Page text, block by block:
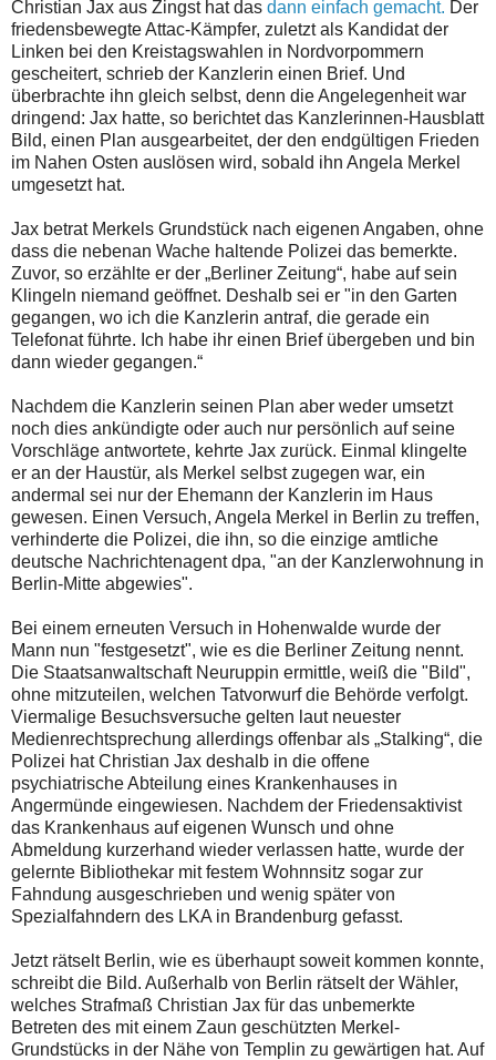
Christian Jax aus Zingst hat das dann einfach gemacht. Der
friedensbewegte Attac-Kämpfer, zuletzt als Kandidat der
Linken bei den Kreistagswahlen in Nordvorpommern
gescheitert, schrieb der Kanzlerin einen Brief. Und
überbrachte ihn gleich selbst, denn die Angelegenheit war
dringend: Jax hatte, so berichtet das Kanzlerinnen-Hausblatt
Bild, einen Plan ausgearbeitet, der den endgültigen Frieden
im Nahen Osten auslösen wird, sobald ihn Angela Merkel
umgesetzt hat.
Jax betrat Merkels Grundstück nach eigenen Angaben, ohne
dass die nebenan Wache haltende Polizei das bemerkte.
Zuvor, so erzählte er der „Berliner Zeitung“, habe auf sein
Klingeln niemand geöffnet. Deshalb sei er "in den Garten
gegangen, wo ich die Kanzlerin antraf, die gerade ein
Telefonat führte. Ich habe ihr einen Brief übergeben und bin
dann wieder gegangen.“
Nachdem die Kanzlerin seinen Plan aber weder umsetzt
noch dies ankündigte oder auch nur persönlich auf seine
Vorschläge antwortete, kehrte Jax zurück. Einmal klingelte
er an der Haustür, als Merkel selbst zugegen war, ein
andermal sei nur der Ehemann der Kanzlerin im Haus
gewesen. Einen Versuch, Angela Merkel in Berlin zu treffen,
verhinderte die Polizei, die ihn, so die einzige amtliche
deutsche Nachrichtenagent dpa, "an der Kanzlerwohnung in
Berlin-Mitte abgewies".
Bei einem erneuten Versuch in Hohenwalde wurde der
Mann nun "festgesetzt", wie es die Berliner Zeitung nennt.
Die Staatsanwaltschaft Neuruppin ermittle, weiß die "Bild",
ohne mitzuteilen, welchen Tatvorwurf die Behörde verfolgt.
Viermalige Besuchsversuche gelten laut neuester
Medienrechtsprechung allerdings offenbar als „Stalking“, die
Polizei hat Christian Jax deshalb in die offene
psychiatrische Abteilung eines Krankenhauses in
Angermünde eingewiesen. Nachdem der Friedensaktivist
das Krankenhaus auf eigenen Wunsch und ohne
Abmeldung kurzerhand wieder verlassen hatte, wurde der
gelernte Bibliothekar mit festem Wohnnsitz sogar zur
Fahndung ausgeschrieben und wenig später von
Spezialfahndern des LKA in Brandenburg gefasst.
Jetzt rätselt Berlin, wie es überhaupt soweit kommen konnte,
schreibt die Bild. Außerhalb von Berlin rätselt der Wähler,
welches Strafmaß Christian Jax für das unbemerkte
Betreten des mit einem Zaun geschützten Merkel-
Grundstücks in der Nähe von Templin zu gewärtigen hat. Auf